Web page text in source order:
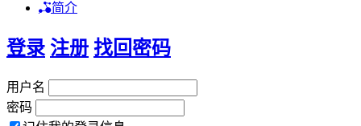
简介
登录 注册 找回密码
用户名
密码